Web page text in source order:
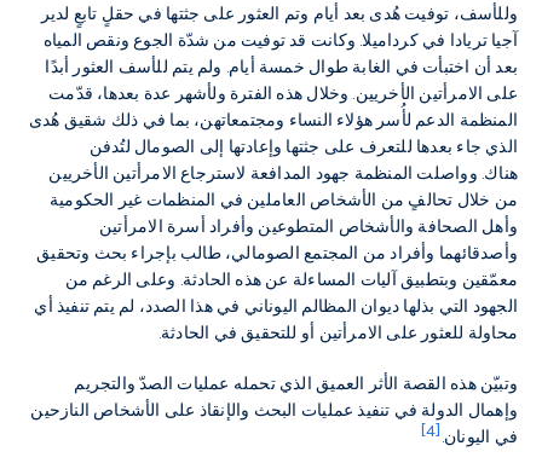
وللأسف، توفيت هُدى بعد أيام وتم العثور على جثتها في حقلٍ تابعٍ لدير
آجيا تريادا في كرداميلا. وكانت قد توفيت من شدّة الجوع ونقص المياه
بعد أن اختبأت في الغابة طوال خمسة أيام. ولم يتم للأسف العثور أبدًا
على الامرأتين الأخريين. وخلال هذه الفترة ولأشهر عدة بعدها، قدّمت
المنظمة الدعم لأُسر هؤلاء النساء ومجتمعاتهن، بما في ذلك شقيق هُدى
الذي جاء بعدها للتعرف على جثتها وإعادتها إلى الصومال لتُدفن
هناك. وواصلت المنظمة جهود المدافعة لاسترجاع الامرأتين الأخريين
من خلال تحالفٍ من الأشخاص العاملين في المنظمات غير الحكومية
وأهل الصحافة والأشخاص المتطوعين وأفراد أسرة الامرأتين
وأصدقائهما وأفراد من المجتمع الصومالي، طالب بإجراء بحث وتحقيق
معمّقين وبتطبيق آليات المساءلة عن هذه الحادثة. وعلى الرغم من
الجهود التي بذلها ديوان المظالم اليوناني في هذا الصدد، لم يتم تنفيذ أي
محاولة للعثور على الامرأتين أو للتحقيق في الحادثة.
وتبيّن هذه القصة الأثر العميق الذي تحمله عمليات الصدّ والتجريم
وإهمال الدولة في تنفيذ عمليات البحث والإنقاذ على الأشخاص النازحين
في اليونان.[4]